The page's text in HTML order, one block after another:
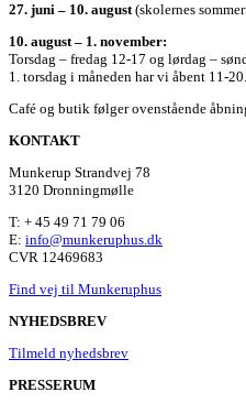
27. juni – 10. august (skolernes
10. august – 1. november:
Torsdag – fredag 12-17 og lørdag –
1. torsdag i måneden har vi åbent 11-
Café og butik følger ovenstående
KONTAKT
Munkerup Strandvej 78
3120 Dronningmølle
T: + 45 49 71 79 06
E: info@munkeruphus.dk
CVR 12469683
Find vej til Munkeruphus
NYHEDSBREV
Tilmeld nyhedsbrev
PRESSERUM